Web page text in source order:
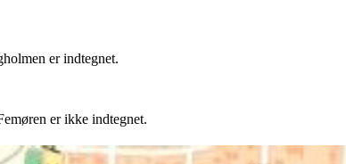
er indtegnet.
er ikke indtegnet.